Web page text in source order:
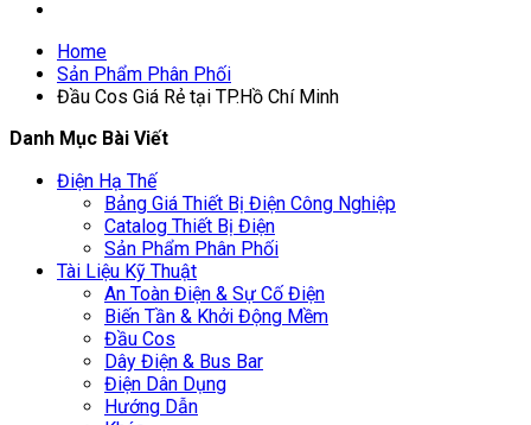
Home
Sản Phẩm Phân Phối
Đầu Cos Giá Rẻ tại TP.Hồ Chí Minh
Danh Mục Bài Viết
Điện Hạ Thế
Bảng Giá Thiết Bị Điện Công Nghiệp
Catalog Thiết Bị Điện
Sản Phẩm Phân Phối
Tài Liệu Kỹ Thuật
An Toàn Điện & Sự Cố Điện
Biến Tần & Khởi Động Mềm
Đầu Cos
Dây Điện & Bus Bar
Điện Dân Dụng
Hướng Dẫn